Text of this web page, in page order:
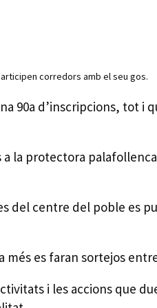
corredors amb el seu gos.
90a d’inscripcions, tot
la protectora
del centre del poble es
es faran sortejos
i les accions que